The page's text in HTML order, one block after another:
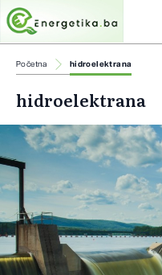
Početna hidroelektrana
hidroelektrana